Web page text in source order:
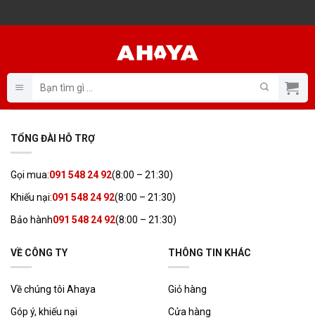
kiếm:
TỔNG ĐÀI HỖ TRỢ
Gọi mua:091 548 24 92(8:00 – 21:30)
Khiếu nại:091 548 24 92(8:00 – 21:30)
Bảo hành091 548 24 92(8:00 – 21:30)
VỀ CÔNG TY
Về chúng tôi Ahaya
Góp ý, khiếu nại
THÔNG TIN KHÁC
Giỏ hàng
Cửa hàng